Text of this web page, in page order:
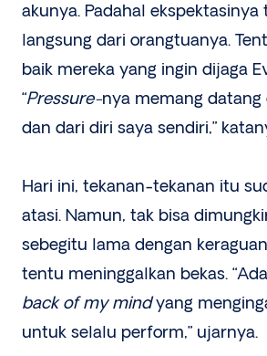
akunya. Padahal
langsung dari orangtuanya.
baik mereka yang ingin dijaga
“Pressure-nya memang datang
dan dari diri saya sendiri,”
Hari ini, tekanan-tekanan itu
atasi. Namun, tak bisa
sebegitu lama dengan
tentu meninggalkan bekas.
back of my mindyang
untuk selalu perform,” ujarnya.